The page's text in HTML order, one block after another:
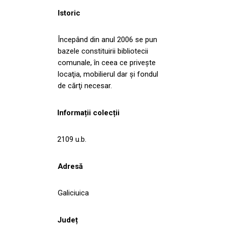
Istoric
Începând din anul 2006 se pun
bazele constituirii bibliotecii
comunale, în ceea ce priveşte
locaţia, mobilierul dar şi fondul
de cărţi necesar.
Informații colecții
2109 u.b.
Adresă
Galiciuica
Județ